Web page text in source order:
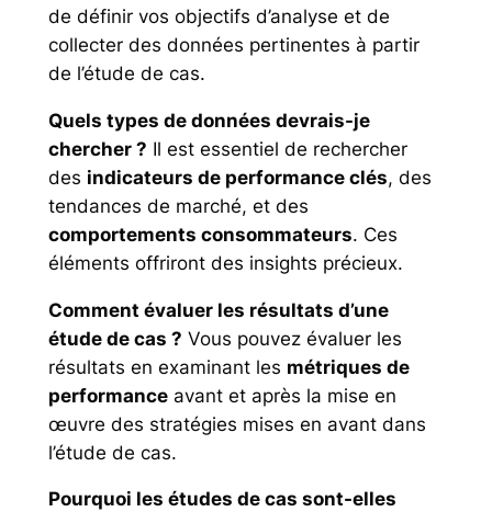
de définir vos objectifs d’analyse et de
collecter des données pertinentes à partir
de l’étude de cas.
Quels types de données devrais-je
chercher ? Il est essentiel de rechercher
des indicateurs de performance clés, des
tendances de marché, et des
comportements consommateurs. Ces
éléments offriront des insights précieux.
Comment évaluer les résultats d’une
étude de cas ? Vous pouvez évaluer les
résultats en examinant les métriques de
performanceavant et après la mise en
œuvre des stratégies mises en avant dans
l’étude de cas.
Pourquoi les études de cas sont-elles